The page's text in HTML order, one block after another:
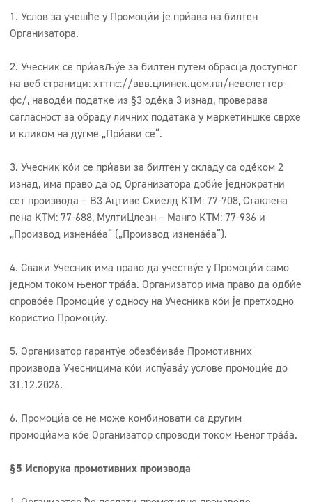
1. Услов за учешће у Промоцији је пријава на билтен
Организатора.
2. Учесник се пријављује за билтен путем обрасца доступног
на веб страници: хттпс://ввв.цлинек.цом.пл/невслеттер-
фс/, наводећи податке из §3 одељка 3 изнад, проверава
сагласност за обраду личних података у маркетиншке сврхе
и кликом на дугме „Пријави се“.
3. Учесник који се пријави за билтен у складу са одељком 2
изнад, има право да од Организатора добије једнократни
сет производа – В3 Ацтиве Схиелд КТМ: 77-708, Стаклена
пена КТМ: 77-688, МултиЦлеан – Манго КТМ: 77-936 и
„Производ изненађења“ („Производ изненађења“).
4. Сваки Учесник има право да учествује у Промоцији само
једном током њеног трајања. Организатор има право да одбије
спровођење Промоције у односу на Учесника који је претходно
користио Промоцију.
5. Организатор гарантује обезбеђивање Промотивних
производа Учесницима који испуњавају услове промоције до
31.12.2026.
6. Промоција се не може комбиновати са другим
промоцијама које Организатор спроводи током њеног трајања.
§5 Испорука промотивних производа